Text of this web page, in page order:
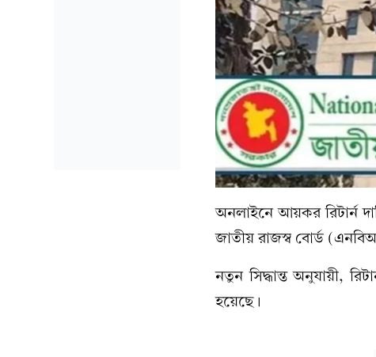
অনলাইনে আয়কর রিটার্ন
জাতীয় রাজস্ব বোর্ড
নতুন সিদ্ধান্ত অনুযায়ী,
হয়েছে।